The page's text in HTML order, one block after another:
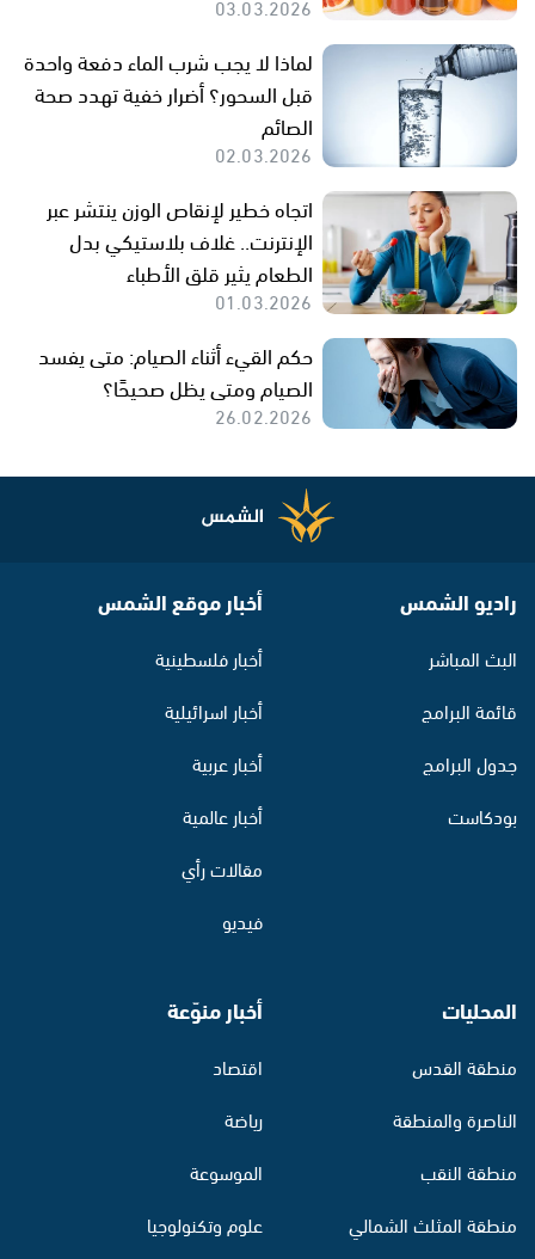
لماذا لا يجب شرب الماء دفعة واحدة
قبل السحور؟ أضرار خفية تهدد صحة
الصائم
02.03.2026
اتجاه خطير لإنقاص الوزن ينتشر عبر
الإنترنت.. غلاف بلاستيكي بدل
الطعام يثير قلق الأطباء
01.03.2026
حكم القيء أثناء الصيام: متى يفسد
الصيام ومتى يظل صحيحًا؟
26.02.2026
راديو الشمس
البث المباشر
قائمة البرامج
جدول البرامج
بودكاست
أخبار موقع الشمس
أخبار فلسطينية
أخبار اسرائيلية
أخبار عربية
أخبار عالمية
مقالات رأي
فيديو
المحليات
منطقة القدس
الناصرة والمنطقة
منطقة النقب
منطقة المثلث الشمالي
أخبار منوّعة
اقتصاد
رياضة
الموسوعة
علوم وتكنولوجيا